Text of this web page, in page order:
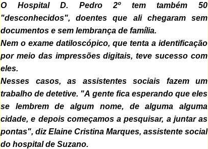
O Hospital D. Pedro 2º tem também 50
"desconhecidos", doentes que ali chegaram sem
documentos e sem lembrança de família.
Nem o exame datiloscópico, que tenta a identificação
por meio das impressões digitais, teve sucesso com
eles.
Nesses casos, as assistentes sociais fazem um
trabalho de detetive. "A gente fica esperando que eles
se lembrem de algum nome, de alguma alguma
cidade, e depois começamos a pesquisar, a juntar as
pontas", diz Elaine Cristina Marques, assistente social
do hospital de Suzano.